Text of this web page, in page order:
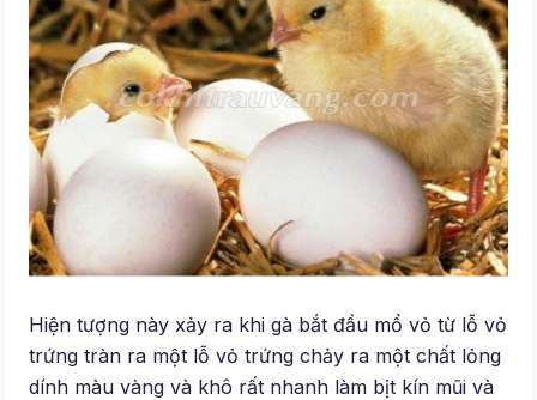
Hiện tượng này xảy ra khi gà bắt đầu mổ vỏ từ lỗ vỏ
trứng tràn ra một lỗ vỏ trứng chảy ra một chất lỏng
dính màu vàng và khô rất nhanh làm bịt kín mũi và